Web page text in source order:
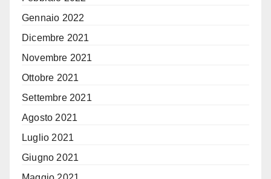
Gennaio 2022
Dicembre 2021
Novembre 2021
Ottobre 2021
Settembre 2021
Agosto 2021
Luglio 2021
Giugno 2021